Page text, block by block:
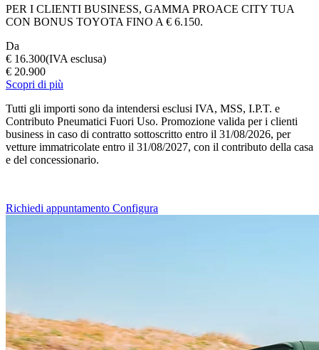
PER I CLIENTI BUSINESS, GAMMA PROACE CITY TUA
CON BONUS TOYOTA FINO A € 6.150.
Da
€ 16.300(IVA esclusa)
€ 20.900
Scopri di più
Tutti gli importi sono da intendersi esclusi IVA, MSS, I.P.T. e
Contributo Pneumatici Fuori Uso. Promozione valida per i clienti
business in caso di contratto sottoscritto entro il 31/08/2026, per
vetture immatricolate entro il 31/08/2027, con il contributo della casa
e del concessionario.
Richiedi appuntamento Configura